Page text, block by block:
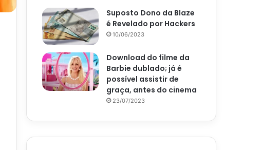
Suposto Dono da Blaze
é Revelado por Hackers
10/06/2023
Download do filme da
Barbie dublado; já é
possível assistir de
graça, antes do cinema
23/07/2023